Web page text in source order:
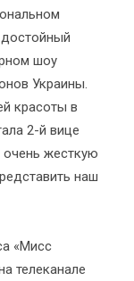
шоу
Украины.
красоты в
2-й вице
очень жесткую
наш
«Мисс
телеканале